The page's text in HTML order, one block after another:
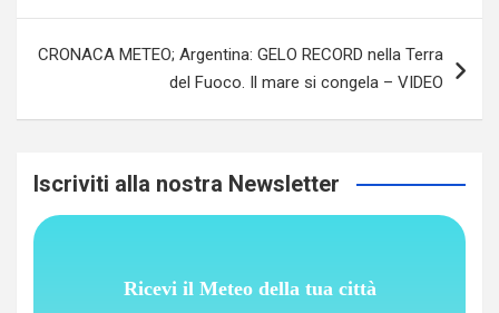
CRONACA METEO; Argentina: GELO RECORD nella Terra
del Fuoco. Il mare si congela – VIDEO
Iscriviti alla nostra Newsletter
Ricevi il Meteo della tua città